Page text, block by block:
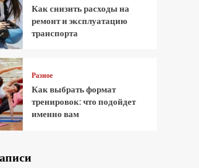
Как снизить расходы на
ремонт и эксплуатацию
транспорта
Разное
Как выбрать формат
тренировок: что подойдет
именно вам